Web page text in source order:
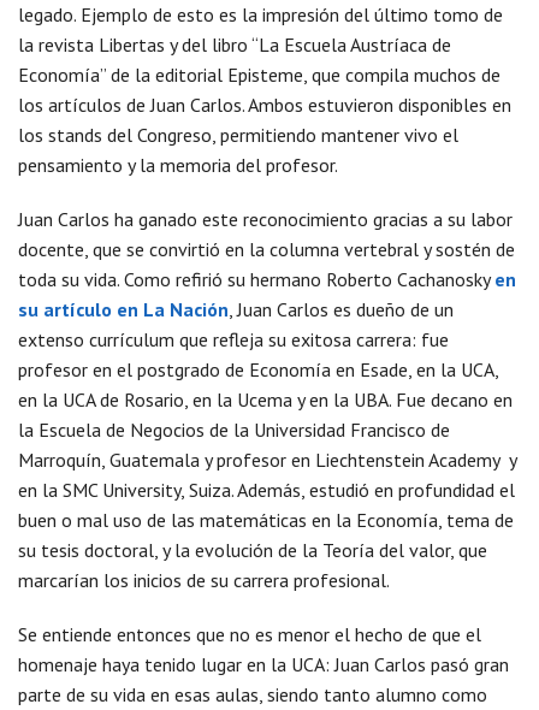
legado. Ejemplo de esto es la impresión del último tomo de
la revista Libertas y del libro “La Escuela Austríaca de
Economía” de la editorial Episteme, que compila muchos de
los artículos de Juan Carlos. Ambos estuvieron disponibles en
los stands del Congreso, permitiendo mantener vivo el
pensamiento y la memoria del profesor.
Juan Carlos ha ganado este reconocimiento gracias a su labor
docente, que se convirtió en la columna vertebral y sostén de
toda su vida. Como refirió su hermano Roberto Cachanoskyen
su artículo en La Nación , Juan Carlos es dueño de un
extenso currículum que refleja su exitosa carrera: fue
profesor en el postgrado de Economía en Esade, en la UCA,
en la UCA de Rosario, en la Ucema y en la UBA. Fue decano en
la Escuela de Negocios de la Universidad Francisco de
Marroquín, Guatemala y profesor en Liechtenstein Academy y
en la SMC University, Suiza. Además, estudió en profundidad el
buen o mal uso de las matemáticas en la Economía, tema de
su tesis doctoral, y la evolución de la Teoría del valor, que
marcarían los inicios de su carrera profesional.
Se entiende entonces que no es menor el hecho de que el
homenaje haya tenido lugar en la UCA: Juan Carlos pasó gran
parte de su vida en esas aulas, siendo tanto alumno como